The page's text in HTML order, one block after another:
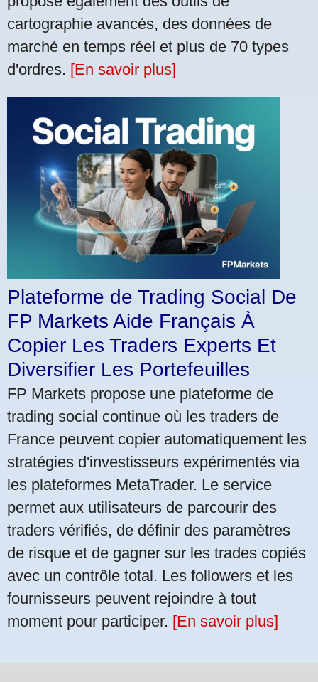
cartographie avancés, des données de
marché en temps réel et plus de 70 types
d'ordres. [En savoir plus]
Plateforme de Trading Social De
FP Markets Aide Français À
Copier Les Traders Experts Et
Diversifier Les Portefeuilles
FP Markets propose une plateforme de
trading social continue où les traders de
France peuvent copier automatiquement les
stratégies d'investisseurs expérimentés via
les plateformes MetaTrader. Le service
permet aux utilisateurs de parcourir des
traders vérifiés, de définir des paramètres
de risque et de gagner sur les trades copiés
avec un contrôle total. Les followers et les
fournisseurs peuvent rejoindre à tout
moment pour participer. [En savoir plus]